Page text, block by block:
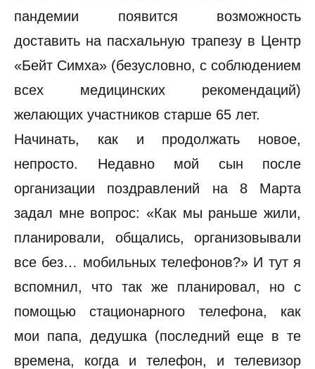
пандемии появится возможность
доставить на пасхальную трапезу в Центр
«Бейт Симха» (безусловно, с соблюдением
всех медицинских рекомендаций)
желающих участников старше 65 лет.
Начинать, как и продолжать новое,
непросто. Недавно мой сын после
организации поздравлений на 8 Марта
задал мне вопрос: «Как мы раньше жили,
планировали, общались, организовывали
все без… мобильных телефонов?» И тут я
вспомнил, что так же планировал, но с
помощью стационарного телефона, как
мои папа, дедушка (последний еще в те
времена, когда и телефон, и телевизор